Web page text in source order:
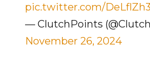
pic.twitter.com/
— ClutchPoints
November 26, 2024